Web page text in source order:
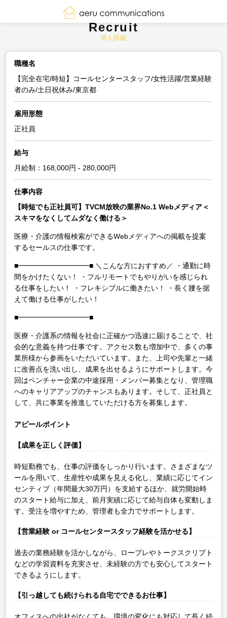
Recruit
求人詳細
職種名
【完全在宅/時短】コールセンタースタッフ/女性活躍/営業経験
者のみ/土日祝休み/東京都
雇用形態
正社員
給与
月給制：168,000円 - 280,000円
仕事内容
【時短でも正社員可】TVCM放映の業界No.1 Webメディア＜
スキマをなくしてムダなく働ける＞
医療・介護の情報検索ができるWebメディアへの掲載を提案
するセールスの仕事です。
■━━━━━━━━━━■ ＼こんな方におすすめ／
・通勤に時
間をかけたくない！
・フルリモートでもやりがいを感じられ
る仕事をしたい！
・フレキシブルに働きたい！
・長く腰を据
えて働ける仕事がしたい！
■━━━━━━━━━━■
医療・介護系の情報を社会に正確かつ迅速に届けることで、社
会的な意義を持つ仕事です。アクセス数も増加中で、多くの事
業所様から参画をいただいています。また、上司や先輩と一緒
に改善点を洗い出し、成果を出せるようにサポートします。今
回はベンチャー企業の中途採用・メンバー募集となり、管理職
へのキャリアアップのチャンスもあります。そして、正社員と
して、共に事業を推進していただける方を募集します。
アピールポイント
【成果を正しく評価】
時短勤務でも、仕事の評価をしっかり行います。さまざまなツ
ールを用いて、生産性や成果を見える化し、業績に応じてイン
センティブ（年間最大30万円）を支給するほか、就労開始時
のスタート給与に加え、前月実績に応じて給与自体も変動しま
す。受注を増やすため、管理者も全力でサポートします。
【営業経験 or コールセンタースタッフ経験を活かせる】
過去の業務経験を活かしながら、ロープレやトークスクリプト
などの学習資料を充実させ、未経験の方でも安心してスタート
できるようにします。
【引っ越しても続けられる自宅でできるお仕事】